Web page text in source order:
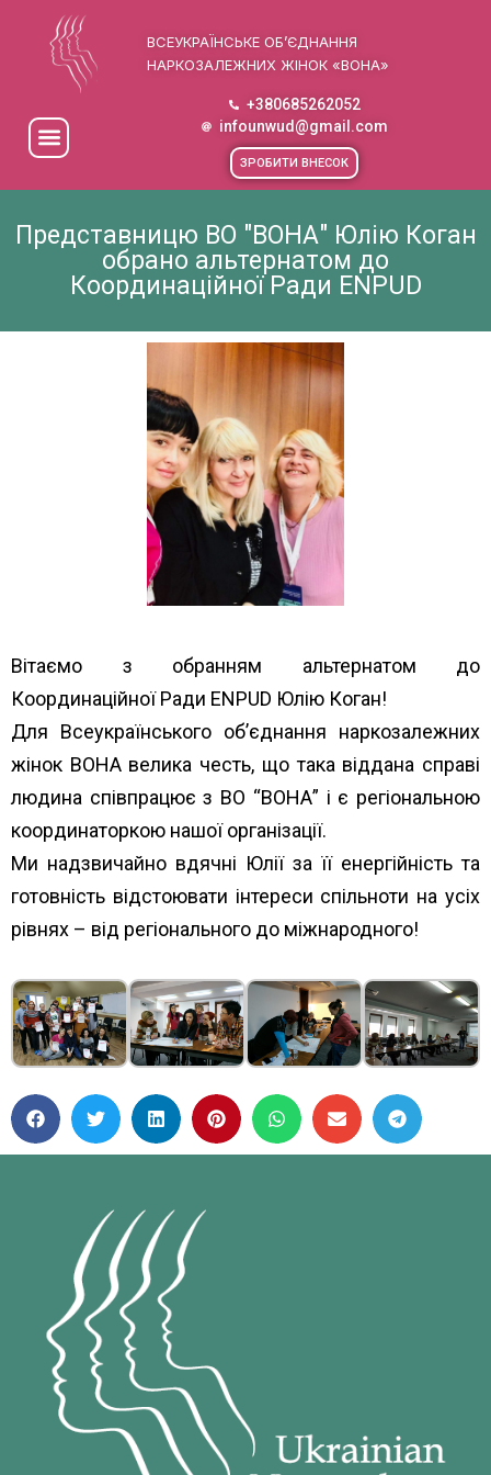
ВСЕУКРАЇНСЬКЕ ОБ’ЄДНАННЯ
НАРКОЗАЛЕЖНИХ ЖІНОК «ВОНА»
+380685262052
infounwud@gmail.com
ЗРОБИТИ ВНЕСОК
Представницю ВО "ВОНА" Юлію Коган
обрано альтернатом до
Координаційної Ради ENPUD
Вітаємо з обранням альтернатом до
Координаційної Ради ENPUD Юлію Коган!
Для Всеукраїнського об’єднання наркозалежних
жінок ВОНА велика честь, що така віддана справі
людина співпрацює з ВО “ВОНА” і є регіональною
координаторкою нашої організації.
Ми надзвичайно вдячні Юлії за її енергійність та
готовність відстоювати інтереси спільноти на усіх
рівнях – від регіонального до міжнародного!